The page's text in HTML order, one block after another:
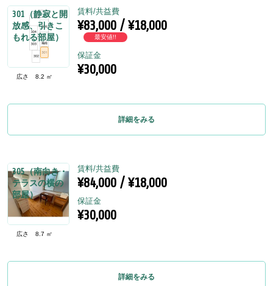
301（静寂と開
放感、引きこ
もれる部屋）
広さ 8.2 ㎡
賃料/共益費
¥83,000 / ¥18,000
最安値!!
保証金
¥30,000
詳細をみる
305（南向き・
テラスの横の
部屋）
広さ 8.7 ㎡
賃料/共益費
¥84,000 / ¥18,000
保証金
¥30,000
詳細をみる